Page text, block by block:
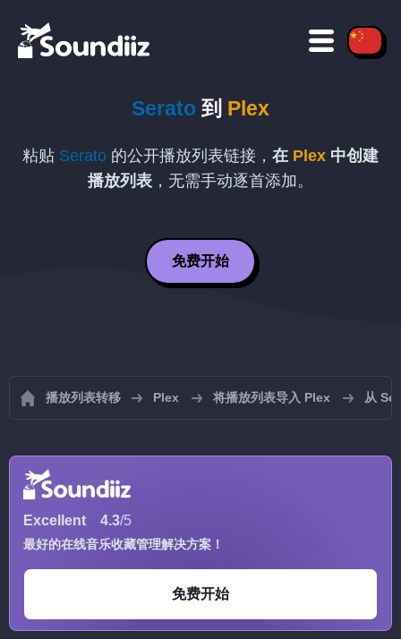
Serato 到 Plex
粘贴 Serato 的公开播放列表链接， 在 Plex 中创建
播放列表 ，无需手动逐首添加。
免费开始
播放列表转移 Plex 将播放列表导入 Plex 从
Excellent 4.3/5
最好的在线音乐收藏管理解决方案！
免费开始